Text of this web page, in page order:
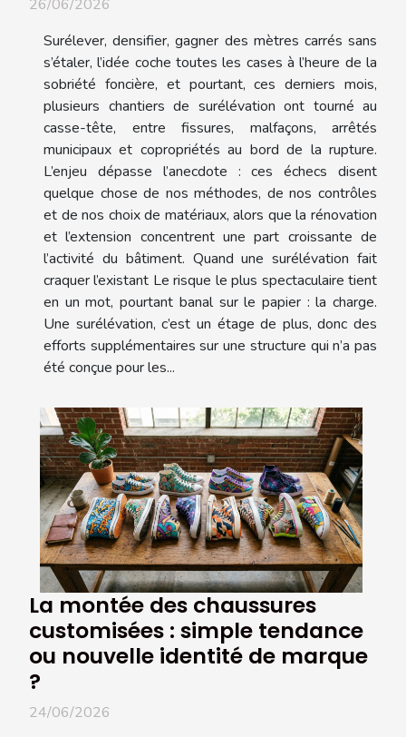
26/06/2026
Surélever, densifier, gagner des mètres carrés sans
s’étaler, l’idée coche toutes les cases à l’heure de la
sobriété foncière, et pourtant, ces derniers mois,
plusieurs chantiers de surélévation ont tourné au
casse-tête, entre fissures, malfaçons, arrêtés
municipaux et copropriétés au bord de la rupture.
L’enjeu dépasse l’anecdote : ces échecs disent
quelque chose de nos méthodes, de nos contrôles
et de nos choix de matériaux, alors que la rénovation
et l’extension concentrent une part croissante de
l’activité du bâtiment. Quand une surélévation fait
craquer l’existant Le risque le plus spectaculaire tient
en un mot, pourtant banal sur le papier : la charge.
Une surélévation, c’est un étage de plus, donc des
efforts supplémentaires sur une structure qui n’a pas
été conçue pour les...
La montée des chaussures
customisées : simple tendance
ou nouvelle identité de marque
?
24/06/2026